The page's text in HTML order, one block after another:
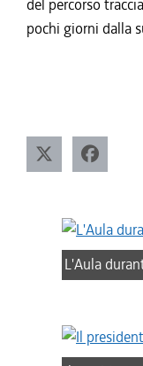
del percorso
pochi giorni dalla
L'Aula